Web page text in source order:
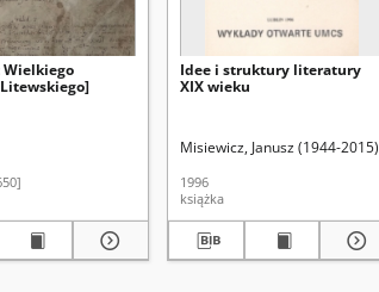
Marii Curie-Skłodowskiej (Lublin). Instytut Historii
Idee i struktury literatury
XIX wieku
Misiewicz, Janusz (1944-2015)
1996
książka